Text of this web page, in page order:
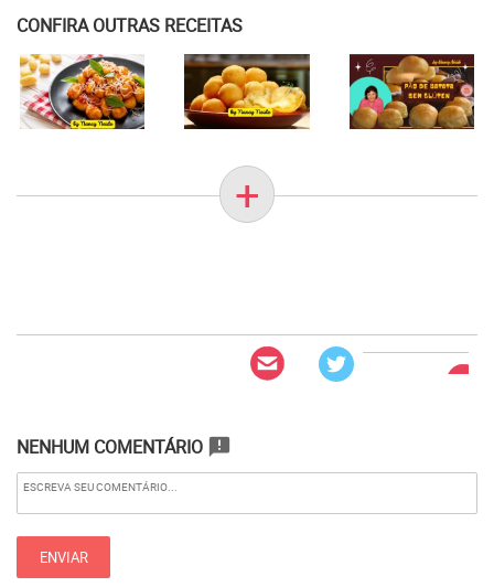
CONFIRA OUTRAS RECEITAS
+
NENHUM COMENTÁRIO announcement